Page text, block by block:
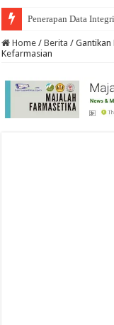
Penerapan Data
Home / Berita / Gantikan
Kefarmasian